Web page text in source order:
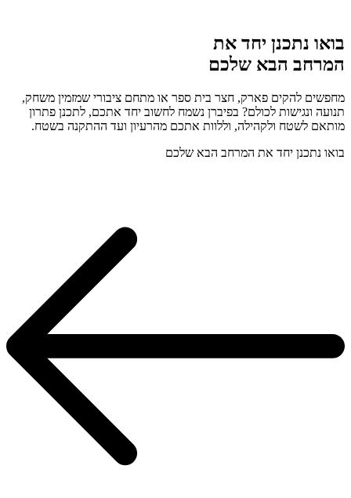
בואו נתכנן יחד את
המרחב הבא שלכם
מחפשים להקים פארק, חצר בית ספר או מתחם ציבורי שמזמין משחק,
תנועה ונגישות לכולם? בפיברן נשמח לחשוב יחד אתכם, לתכנן פתרון
מותאם לשטח ולקהילה, וללוות אתכם מהרעיון ועד ההתקנה בשטח.
בואו נתכנן יחד את המרחב הבא שלכם